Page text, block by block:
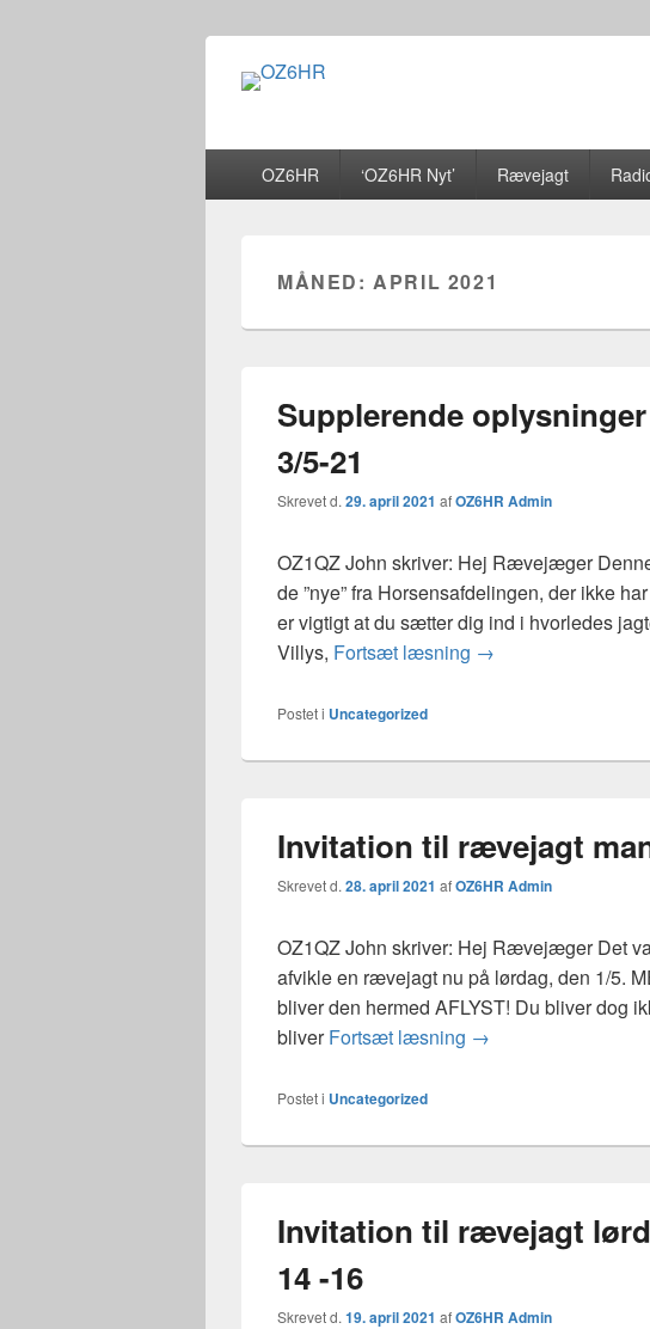
OZ6HR ‘OZ6HR Nyt’ Rævejagt
MÅNED:APRIL 2021
Supplerende
3/5-21
Skrevet d. 29. april 2021 afOZ6HR Admin
OZ1QZ John skriver: Hej Rævejæger
de ”nye” fra Horsensafdelingen, der ikke
er vigtigt at du sætter dig ind i hvorledes
Villys, Fortsæt læsning Supplerende
→
Postet i Uncategorized
Invitation til rævejagt
Skrevet d. 28. april 2021 afOZ6HR Admin
OZ1QZ John skriver: Hej Rævejæger Det
afvikle en rævejagt nu på lørdag, den 1/5.
bliver den hermed AFLYST! Du bliver dog
bliverFortsæt læsning Invitation til rævejagt
→
Postet i Uncategorized
Invitation til rævejagt
14 -16
Skrevet d. 19. april 2021 afOZ6HR Admin